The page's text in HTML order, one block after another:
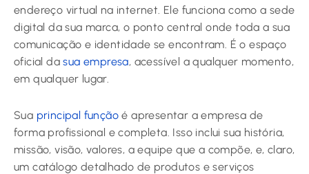
endereço virtual na internet. Ele funciona como a sede
digital da sua marca, o ponto central onde toda a sua
comunicação e identidade se encontram. É o espaço
oficial dasua empresa, acessível a qualquer momento,
em qualquer lugar.
Sua principal função é apresentar a empresa de
forma profissional e completa. Isso inclui sua história,
missão, visão, valores, a equipe que a compõe, e, claro,
um catálogo detalhado de produtos e serviços